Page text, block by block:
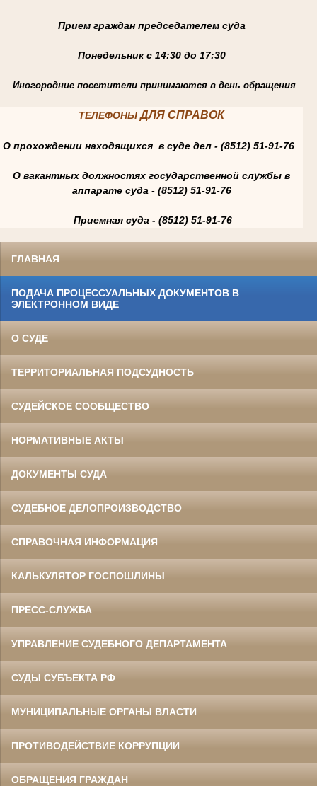
Прием граждан председателем суда
Понедельник с 14:30 до 17:30
Иногородние посетители принимаются в день обращения
ТЕЛЕФОНЫДЛЯ СПРАВОК
О прохождении находящихся в суде дел - (8512) 51-91-76
О вакантных должностях государственной службы в
аппарате суда - (8512) 51-91-76
Приемная суда - (8512) 51-91-76
ГЛАВНАЯ
ПОДАЧА ПРОЦЕССУАЛЬНЫХ ДОКУМЕНТОВ В
ЭЛЕКТРОННОМ ВИДЕ
О СУДЕ
ТЕРРИТОРИАЛЬНАЯ ПОДСУДНОСТЬ
СУДЕЙСКОЕ СООБЩЕСТВО
НОРМАТИВНЫЕ АКТЫ
ДОКУМЕНТЫ СУДА
СУДЕБНОЕ ДЕЛОПРОИЗВОДСТВО
СПРАВОЧНАЯ ИНФОРМАЦИЯ
КАЛЬКУЛЯТОР ГОСПОШЛИНЫ
ПРЕСС-СЛУЖБА
УПРАВЛЕНИЕ СУДЕБНОГО ДЕПАРТАМЕНТА
СУДЫ СУБЪЕКТА РФ
МУНИЦИПАЛЬНЫЕ ОРГАНЫ ВЛАСТИ
ПРОТИВОДЕЙСТВИЕ КОРРУПЦИИ
ОБРАЩЕНИЯ ГРАЖДАН